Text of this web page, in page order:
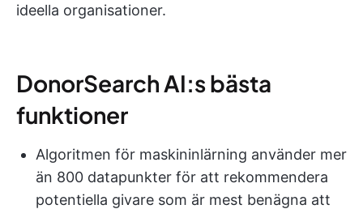
ideella organisationer.
DonorSearch AI:s bästa
funktioner
Algoritmen för maskininlärning använder mer
än 800 datapunkter för att rekommendera
potentiella givare som är mest benägna att